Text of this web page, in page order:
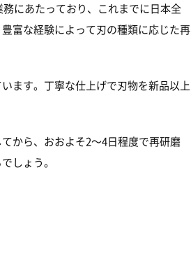
にあたっており、これまでに日本全
富な経験によって刃の種類に応じた再
ます。丁寧な仕上げで刃物を新品以上
から、おおよそ2～4日程度で再研磨
しょう。